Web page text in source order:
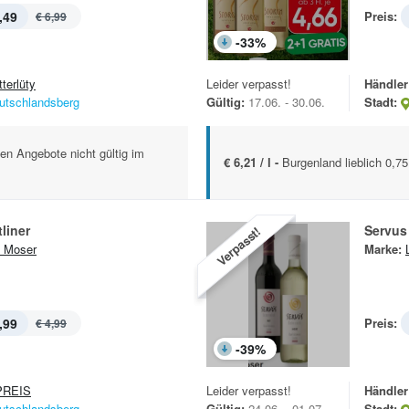
€ 6,99
Angebote nicht gültig im
-33%
Preis:
Leider verpasst!
Gültig: 17.06. - 30.06.
Stadt:
€ 6,21 / l - Burgenland lieblich
Moser
€ 4,99
Verpasst!
-39%
Marke:
Preis:
Leider verpasst!